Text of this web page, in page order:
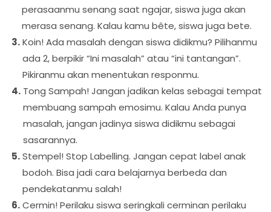
perasaanmu senang saat ngajar, siswa juga akan
merasa senang. Kalau kamu bête, siswa juga bete.
Koin! Ada masalah dengan siswa didikmu? Pilihanmu
ada 2, berpikir “Ini masalah” atau “ini tantangan”.
Pikiranmu akan menentukan responmu.
Tong Sampah! Jangan jadikan kelas sebagai tempat
membuang sampah emosimu. Kalau Anda punya
masalah, jangan jadinya siswa didikmu sebagai
sasarannya.
Stempel! Stop Labelling. Jangan cepat label anak
bodoh. Bisa jadi cara belajarnya berbeda dan
pendekatanmu salah!
Cermin! Perilaku siswa seringkali cerminan perilaku